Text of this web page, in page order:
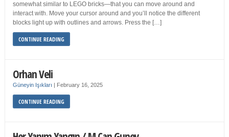
somewhat similar to LEGO bricks—that you can move around and
interact with. Move your cursor around and you’ll notice the different
blocks light up with outlines and arrows. Press the […]
CONTINUE READING
Orhan Veli
Güneyin Işıkları | February 16, 2025
CONTINUE READING